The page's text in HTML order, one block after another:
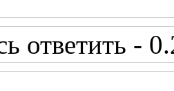
ответить -